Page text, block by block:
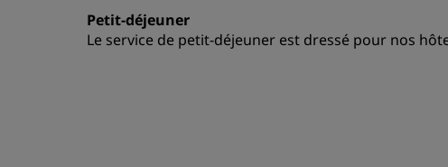
Petit-déjeuner
Le service de petit-déjeuner est dressé pour nos